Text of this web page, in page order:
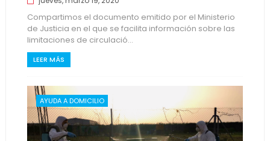
Compartimos el documento emitido por el Ministerio
de Justicia en el que se facilita información sobre las
limitaciones de circulació...
LEER MÁS
AYUDA A DOMICILIO